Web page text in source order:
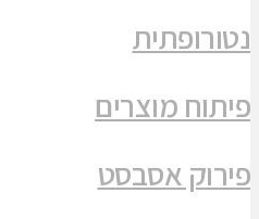
נטורופתית
פיתוח מוצרים
פירוק אסבסט